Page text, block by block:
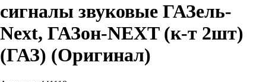
сигналы звуковые ГАЗель-
Next, ГАЗон-NEXT (к-т 2шт)
(ГАЗ) (Оригинал)